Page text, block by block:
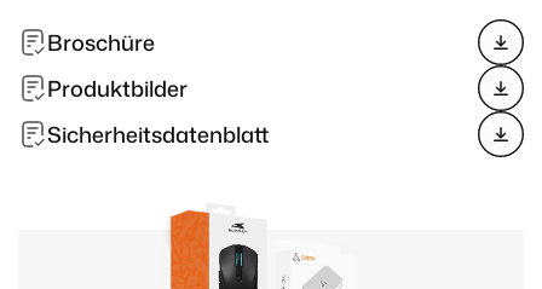
Broschüre
Produktbilder
Sicherheitsdatenblatt